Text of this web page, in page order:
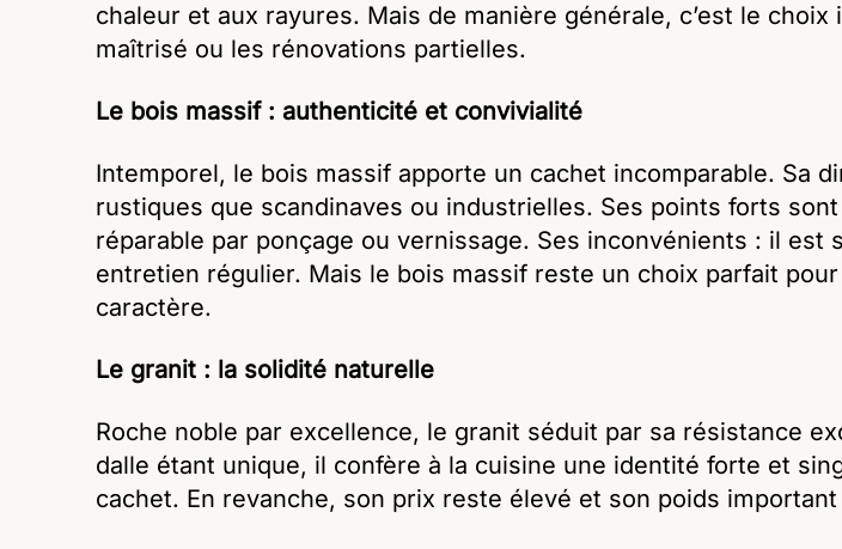
chaleur et aux rayures. Mais de manière générale, c’est le
maîtrisé ou les rénovations partielles.
Le bois massif : authenticité et convivialité
Intemporel, le bois massif apporte un cachet incomparable. Sa
rustiques que scandinaves ou industrielles. Ses points forts
réparable par ponçage ou vernissage. Ses inconvénients : il est
entretien régulier. Mais le bois massif reste un choix parfait
caractère.
Le granit : la solidité naturelle
Roche noble par excellence, le granit séduit par sa résistance
dalle étant unique, il confère à la cuisine une identité forte et
cachet. En revanche, son prix reste élevé et son poids